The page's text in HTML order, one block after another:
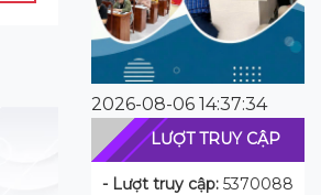
2026-08-06 14:37:34
LƯỢT TRUY CẬP
- Lượt truy cập: 5370088